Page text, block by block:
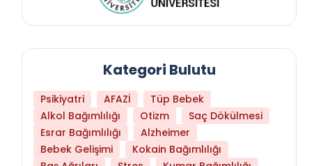
Kategori Bulutu
Psikiyatri AFAZİ
Tüp Bebek
Alkol Bağımlılığı
Otizm
Saç Dökülmesi
Esrar Bağımlılığı
Alzheimer
Bebek Gelişimi
Kokain Bağımlılığı